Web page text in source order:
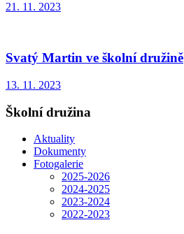
21. 11. 2023
Svatý Martin ve školní družině
13. 11. 2023
Školní družina
Aktuality
Dokumenty
Fotogalerie
2025-2026
2024-2025
2023-2024
2022-2023